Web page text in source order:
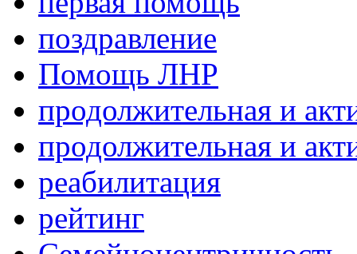
поздравление
Помощь ЛНР
продолжительная и
продолжительная и
реабилитация
рейтинг